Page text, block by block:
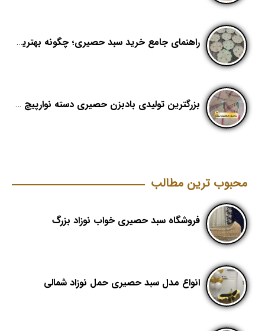
راهنمای جامع خرید سبد حصیری؛ چگونه بهترین کیفیت را در «هدیکا» تشخیص دهیم؟
بزرگترین تولیدی بادبزن حصیری دسته نوارپیچ در ایران با اسم برند هدیکا
محبوب ترین مطالب
فروشگاه سبد حصیری خواب نوزاد بزرگ
انواع مدل سبد حصیری حمل نوزاد شمالی